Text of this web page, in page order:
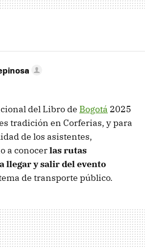
del Libro de Bogotá 2025
tradición en Corferias, y para
de los asistentes,
a conocerlas rutas
llegar y salir del evento
de transporte público.